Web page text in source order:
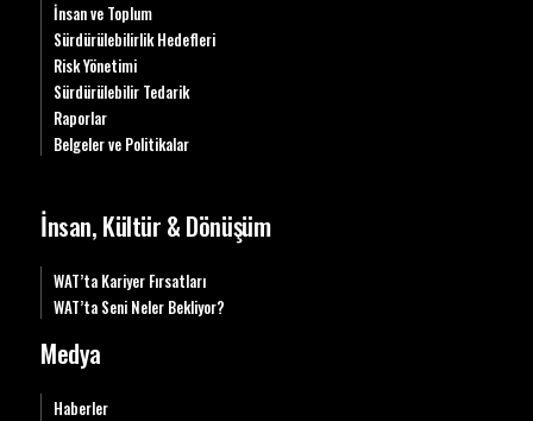
İnsan ve Toplum
Sürdürülebilirlik Hedefleri
Risk Yönetimi
Sürdürülebilir Tedarik
Raporlar
Belgeler ve Politikalar
İnsan, Kültür & Dönüşüm
WAT’ta Kariyer Fırsatları
WAT’ta Seni Neler Bekliyor?
Medya
Haberler